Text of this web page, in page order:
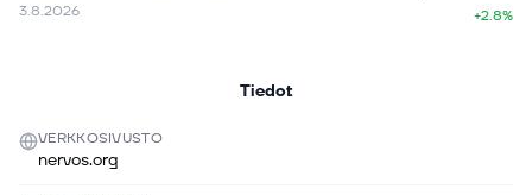
3.8.2026
+2.8%
Tiedot
VERKKOSIVUSTO
nervos.org